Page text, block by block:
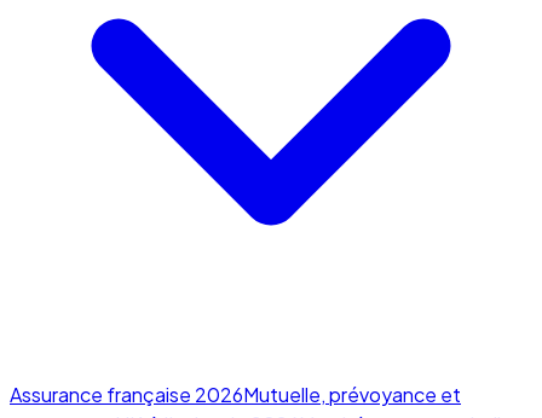
Assurance française 2026Mutuelle, prévoyance et